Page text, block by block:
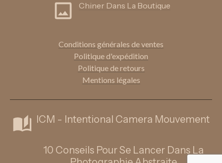
Chiner Dans La Boutique
Conditions générales de ventes
Politique d'expédition
Politique de retours
Mentions légales
ICM - Intentional Camera Mouvement
10 Conseils Pour Se Lancer Dans La